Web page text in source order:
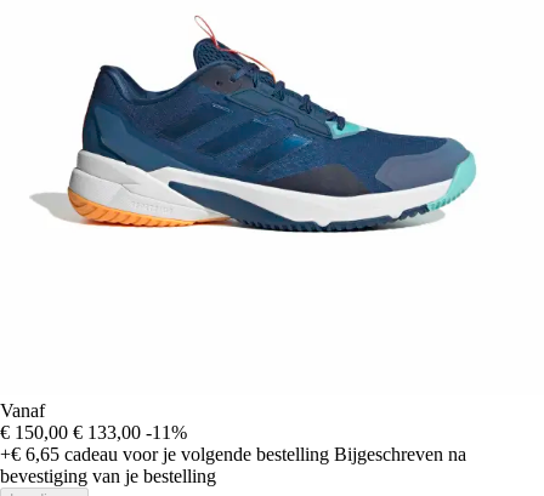
Vanaf
€ 150,00 € 133,00 -11%
+€ 6,65 cadeau voor je volgende bestelling Bijgeschreven na
bevestiging van je bestelling